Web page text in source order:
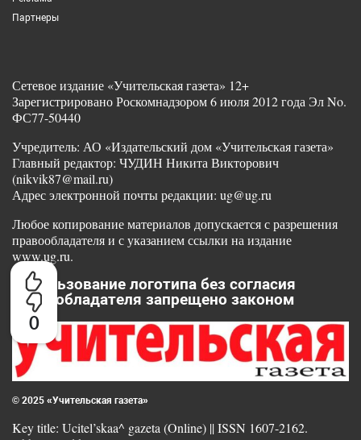
0
Партнеры
Сетевое издание «Учительская газета» 12+
Зарегистрировано Роскомнадзором 6 июля 2012 года Эл No.
ФС77-50440
Учредитель: АО «Издательский дом «Учительская газета»
Главный редактор: ЧУДИН Никита Викторович
(nikvik87@mail.ru)
Адрес электронной почты редакции: ug@ug.ru
Любое копирование материалов допускается с разрешения
правообладателя и с указанием ссылки на издание
www.ug.ru.
Использование логотипа без согласия
правообладателя запрещено законом
© 2025 «Учительская газета»
Key title: Ucitel’skaa^ gazeta (Online) || ISSN 1607-2162.